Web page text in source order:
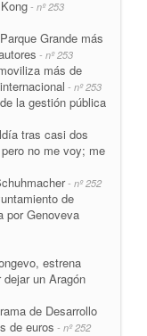
- nº 253
Grande más
- nº 253
más de
- nº 253
la gestión pública
tras casi dos
no me voy; me
- nº 252
de
por Genoveva
estrena
un Aragón
de Desarrollo
de euros - nº 252